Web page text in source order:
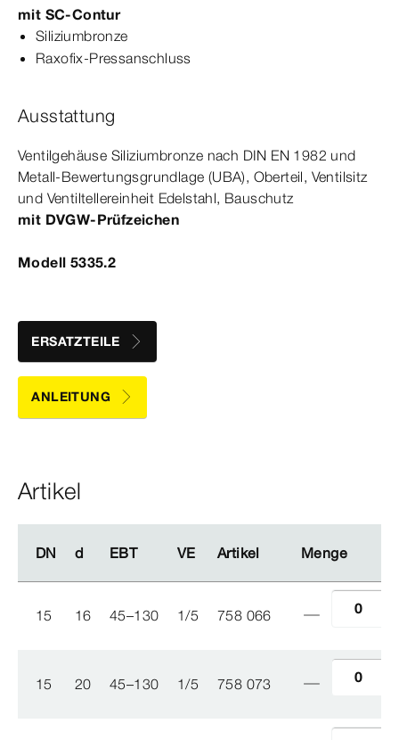
mit SC‑Contur
Siliziumbronze
Raxofix-​Press­anschluss
Ausstattung
Ventilgehäuse Siliziumbronze nach DIN EN 1982 und
Metall-​Bewertungsgrundlage (UBA), Oberteil, Ventilsitz
und Ventiltellereinheit Edelstahl, Bauschutz
mit DVGW-​Prüfzeichen
Modell 5335.2
ERSATZTEILE
ANLEITUNG
Artikel
DN d EBT VE Artikel Menge
DN d EBT VE Artikel Menge
15 16 45–130 1/5 758 066
15 20 45–130 1/5 758 073